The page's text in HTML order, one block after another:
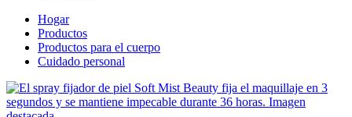
Hogar
Productos
Productos para el cuerpo
Cuidado personal